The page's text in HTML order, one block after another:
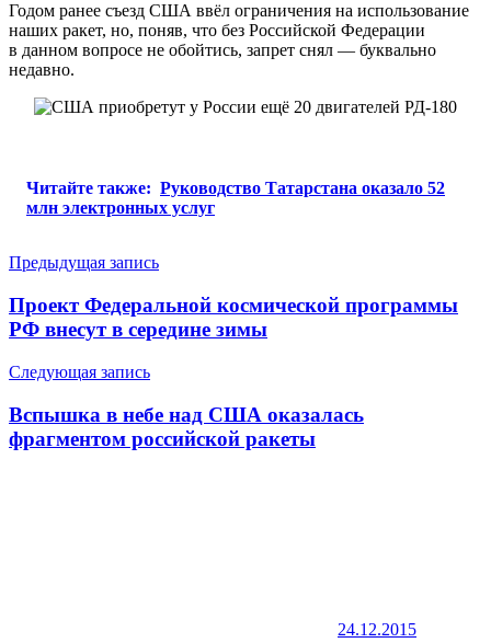
Годом ранее съезд США ввёл ограничения на использование
наших ракет, но, поняв, что без Российской Федерации
в данном вопросе не обойтись, запрет снял — буквально
недавно.
Читайте также: Руководство Татарстана оказало 52
млн электронных услуг
Навигация
по
записям
Предыдущая запись
Проект Федеральной космической программы
РФ внесут в середине зимы
Следующая запись
Вспышка в небе над США оказалась
фрагментом российской ракеты
24.12.2015